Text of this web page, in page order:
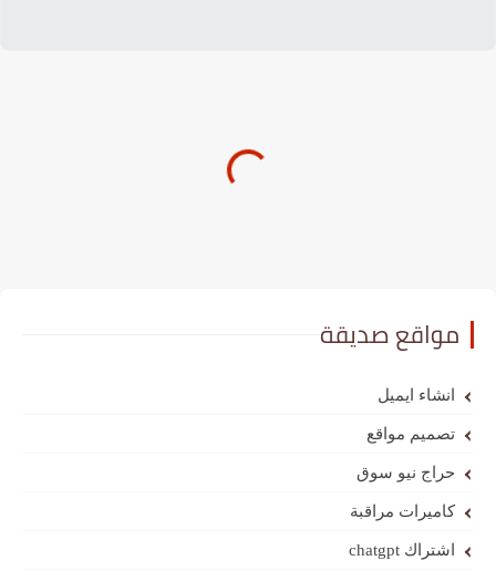
مواقع صديقة
انشاء ايميل
تصميم مواقع
حراج نيو سوق
كاميرات مراقبة
اشتراك chatgpt